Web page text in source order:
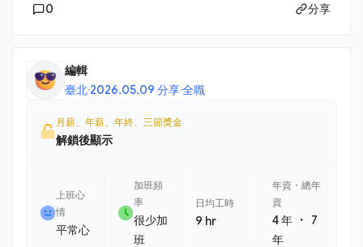
0 分享
編輯
臺北·2026.05.09 分享·全職
月薪、年薪、年終、三節獎金
解鎖後顯示
上班心
情
平常心
加班頻
率
很少加
班
日均工時
9 hr
年資・總年
資
4 年 ・
7
年